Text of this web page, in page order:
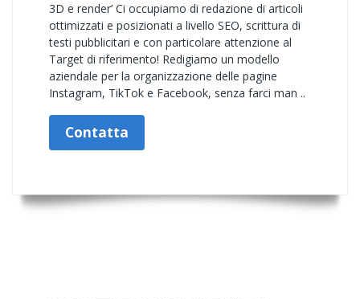
3D e render’ Ci occupiamo di redazione di articoli
ottimizzati e posizionati a livello SEO, scrittura di
testi pubblicitari e con particolare attenzione al
Target di riferimento! Redigiamo un modello
aziendale per la organizzazione delle pagine
Instagram, TikTok e Facebook, senza farci man ..
Contatta